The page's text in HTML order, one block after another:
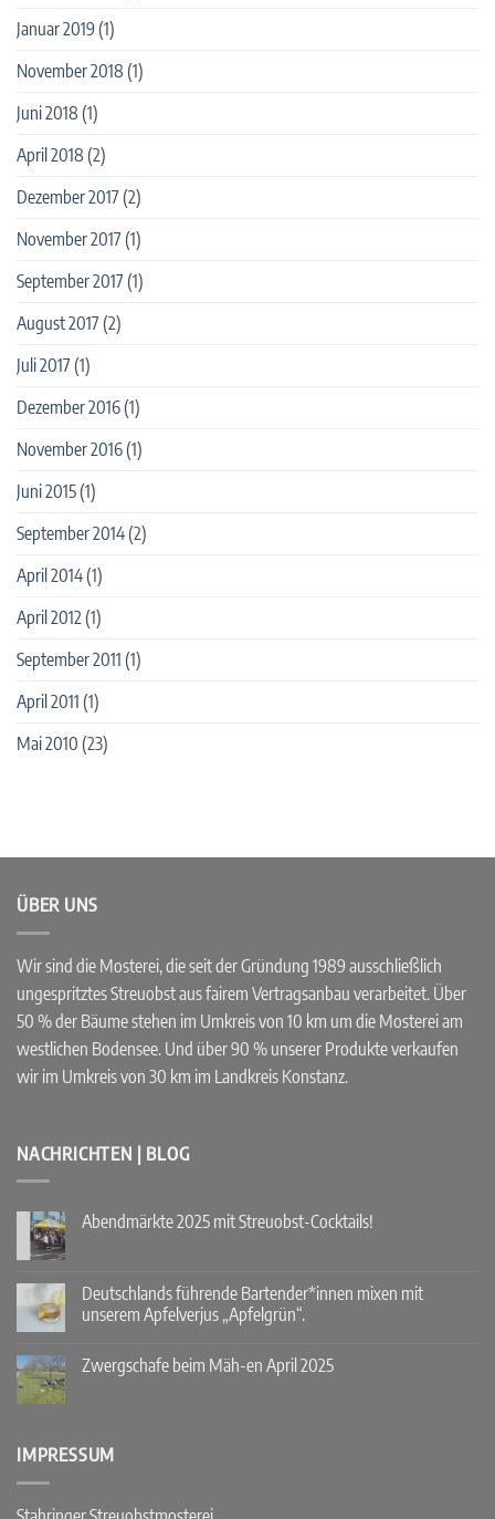
Januar 2019(1)
November 2018 (1)
Juni 2018 (1)
April 2018 (2)
Dezember 2017(2)
November 2017(1)
September 2017(1)
August 2017(2)
Juli 2017(1)
Dezember 2016(1)
November 2016(1)
Juni 2015(1)
September 2014(2)
April 2014(1)
April 2012(1)
September 2011 (1)
April 2011 (1)
Mai 2010 (23)
ÜBER UNS
Wir sind die Mosterei, die seit der Gründung 1989 ausschließlich
ungespritztes Streuobst aus fairem Vertragsanbau verarbeitet. Über
50 % der Bäume stehen im Umkreis von 10 km um die Mosterei am
westlichen Bodensee. Und über 90 % unserer Produkte verkaufen
wir im Umkreis von 30 km im Landkreis Konstanz.
NACHRICHTEN | BLOG
Abendmärkte 2025 mit Streuobst-Cocktails!
Abendmärkte
2025
mit
Deutschlands führende Bartender*innen mixen mit
unserem Apfelverjus „Apfelgrün“.
zu
Deutschlands
unserem
Apfelverjus
Zwergschafe beim Mäh-en April 2025
beim
Mäh-
IMPRESSUM